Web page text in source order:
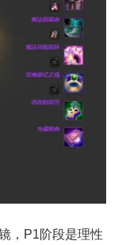
，P1阶段是理性